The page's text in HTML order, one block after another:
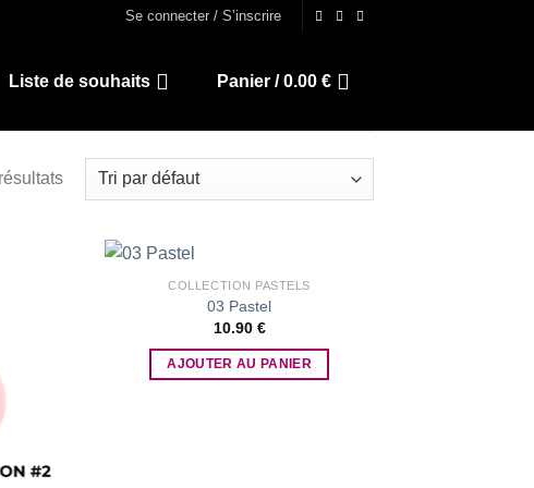
Se connecter / S’inscrire
Liste de souhaits Panier /0.00 €
wishlist
COLLECTION PASTELS
03 Pastel
10.90 €
AJOUTER AU PANIER